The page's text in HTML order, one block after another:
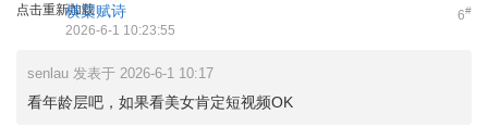
点击重新加载 6#
横槊赋诗
2026-6-1 10:23:55
senlau 发表于 2026-6-1 10:17
看年龄层吧，如果看美女肯定短视频OK